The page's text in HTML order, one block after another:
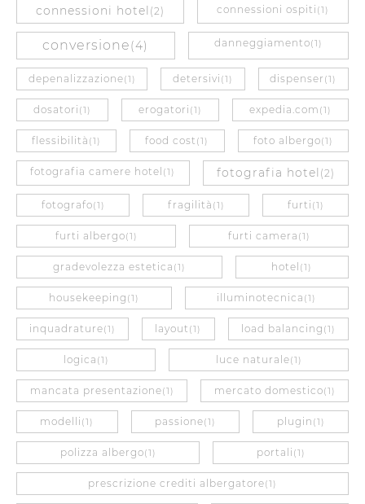
connessioni hotel (2) connessioni ospiti (1)
conversione(4) danneggiamento(1)
depenalizzazione(1) detersivi (1) dispenser (1)
dosatori (1) erogatori (1) expedia.com (1)
flessibilità (1) food cost (1) foto albergo(1)
fotografia camere hotel (1) fotografia hotel (2)
fotografo(1) fragilità (1) furti (1)
furti albergo(1) furti camera (1)
gradevolezza estetica (1) hotel (1)
housekeeping (1) illuminotecnica (1)
inquadrature(1) layout (1) load balancing (1)
logica (1) luce naturale(1)
mancata presentazione(1) mercato domestico(1)
modelli (1) passione(1) plugin (1)
polizza albergo(1) portali (1)
prescrizione crediti albergatore(1)